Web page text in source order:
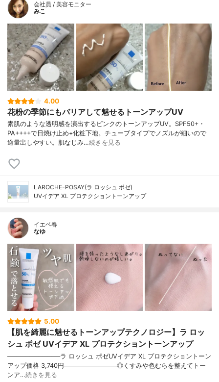
会社員 / 美容モニター
みこ
4.00
花粉の季節にもバリアして魅せるトーンアップUV
素肌のような透明感を演出するピンクのトーンアップUV。SPF50+・
PA++++で日焼け止め+化粧下地。チューブタイプでノズルが細いので
適量出しやすい。肌なじみ…続きを見る
LAROCHE-POSAY(ラ ロッシュ ポゼ)
UVイデア XL プロテクショントーンアップ
イエベ春
なゆ
5.00
【肌を綺麗に魅せるトーンアップテクノロジー】ラ ロッ
シュ ポゼ UVイデア XL プロテクショントーンアップ
────────────ラ ロッシュ ポゼUVイデア XL プロテクショントーン
アップ価格 3,740円────────────◎くすみや色むらを整えてトー
ンア…続きを見る